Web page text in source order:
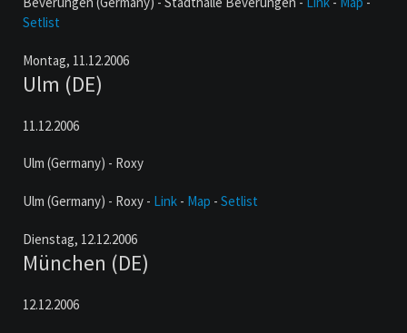
Setlist
Montag, 11.12.2006
Ulm (DE)
11.12.2006
Ulm (Germany) - Roxy
Ulm (Germany) - Roxy - Link- Map - Setlist
Dienstag, 12.12.2006
München (DE)
12.12.2006